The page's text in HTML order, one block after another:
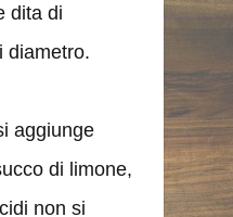
dita di
diametro.
aggiunge
di limone,
non si